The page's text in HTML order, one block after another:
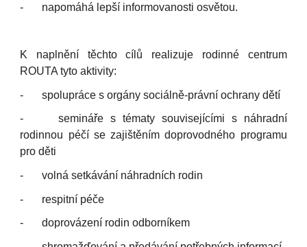
- napomáhá lepší informovanosti osvětou.
K naplnění těchto cílů realizuje rodinné centrum
ROUTA tyto aktivity:
- spolupráce s orgány sociálně-právní ochrany dětí
-
semináře s tématy souvisejícími s náhradní
rodinnou péčí se zajištěním doprovodného programu
pro děti
- volná setkávání náhradních rodin
- respitní péče
- doprovázení rodin odborníkem